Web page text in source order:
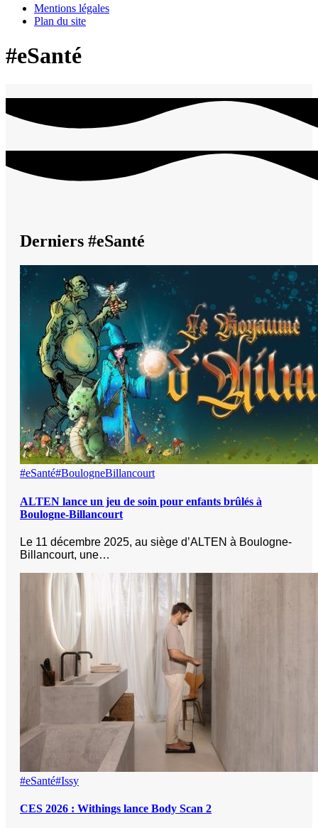
Mentions légales
Plan du site
#eSanté
Derniers #eSanté
#eSanté#BoulogneBillancourt
ALTEN lance un jeu de soin pour enfants brûlés à
Boulogne-Billancourt
Le 11 décembre 2025, au siège d’ALTEN à Boulogne-
Billancourt, une…
#eSanté#Issy
CES 2026 : Withings lance Body Scan 2